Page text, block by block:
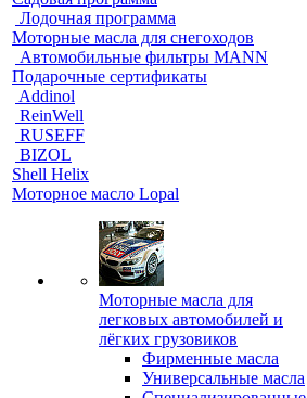
Лодочная программа
Моторные масла для снегоходов
Автомобильные фильтры MANN
Подарочные сертификаты
Addinol
ReinWell
RUSEFF
BIZOL
Shell Helix
Моторное масло Lopal
Моторные масла для
легковых автомобилей и
лёгких грузовиков
Фирменные масла
Универсальные масла